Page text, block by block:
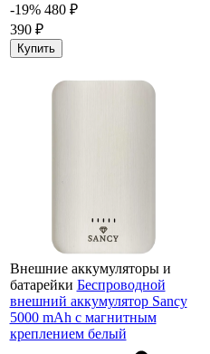
-19% 480 ₽
390 ₽
Купить
Внешние аккумуляторы и
батарейки Беспроводной
внешний аккумулятор Sancy
5000 mAh с магнитным
креплением белый